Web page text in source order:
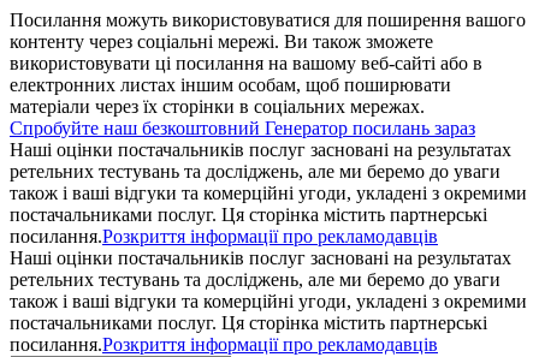
Посилання можуть використовуватися для поширення вашого
контенту через соціальні мережі. Ви також зможете
використовувати ці посилання на вашому веб-сайті або в
електронних листах іншим особам, щоб поширювати
матеріали через їх сторінки в соціальних мережах.
Спробуйте наш безкоштовний Генератор посилань зараз
Наші оцінки постачальників послуг засновані на результатах
ретельних тестувань та досліджень, але ми беремо до уваги
також і ваші відгуки та комерційні угоди, укладені з окремими
постачальниками послуг. Ця сторінка містить партнерські
посилання.Розкриття інформації про рекламодавців
Наші оцінки постачальників послуг засновані на результатах
ретельних тестувань та досліджень, але ми беремо до уваги
також і ваші відгуки та комерційні угоди, укладені з окремими
постачальниками послуг. Ця сторінка містить партнерські
посилання.Розкриття інформації про рекламодавців